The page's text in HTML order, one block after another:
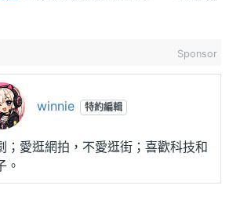
Sponsor
winnie 特約編輯
；愛逛網拍，不愛逛街；喜歡科技和
。